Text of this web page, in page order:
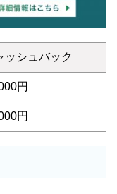
ッシュバック
円
円